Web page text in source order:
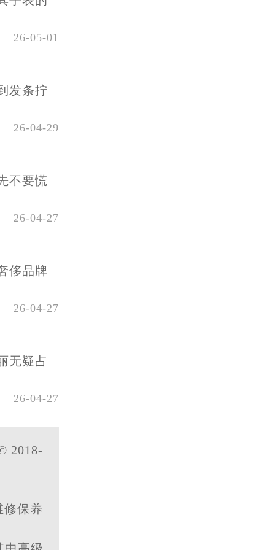
26-05-01
发条拧
26-04-29
不要慌
26-04-27
侈品牌
26-04-27
无疑占
26-04-27
2018-
修保养